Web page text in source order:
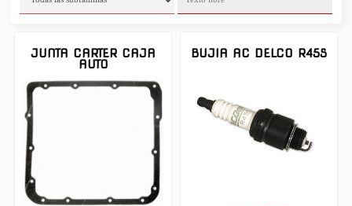
JUNTA CARTER CAJA
AUTO
BUJIA AC DELCO R45S